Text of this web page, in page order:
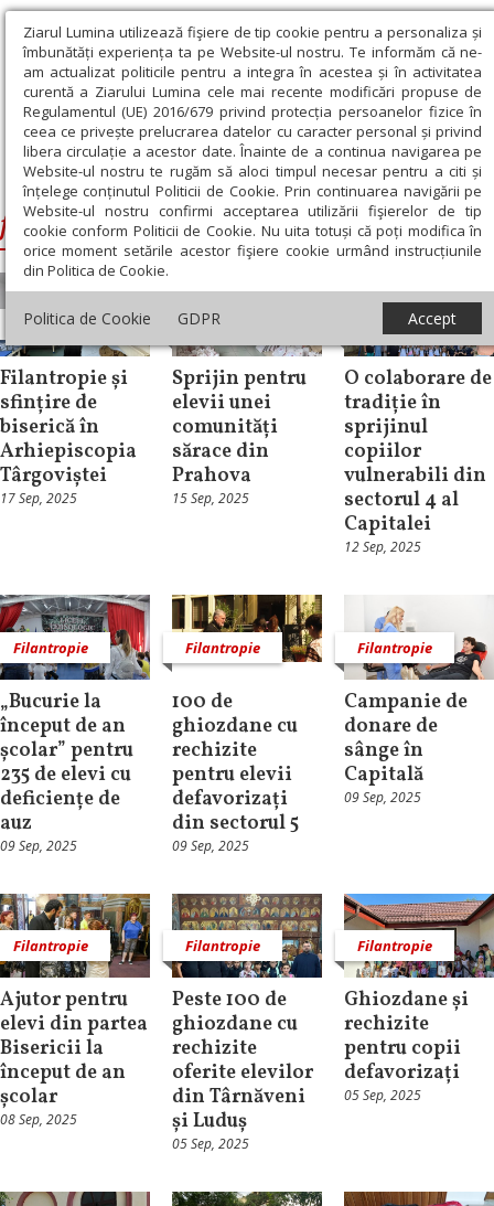
Ziarul Lumina utilizează fişiere de tip cookie pentru a personaliza și
îmbunătăți experiența ta pe Website-ul nostru. Te informăm că ne-
am actualizat politicile pentru a integra în acestea și în activitatea
curentă a Ziarului Lumina cele mai recente modificări propuse de
Regulamentul (UE) 2016/679 privind protecția persoanelor fizice în
ceea ce privește prelucrarea datelor cu caracter personal și privind
libera circulație a acestor date. Înainte de a continua navigarea pe
Website-ul nostru te rugăm să aloci timpul necesar pentru a citi și
înțelege conținutul Politicii de Cookie. Prin continuarea navigării pe
Website-ul nostru confirmi acceptarea utilizării fişierelor de tip
cookie conform Politicii de Cookie. Nu uita totuși că poți modifica în
orice moment setările acestor fişiere cookie urmând instrucțiunile
din Politica de Cookie.
Politica de Cookie GDPR Accept
Ziarul Lumina › filantropie
filantropie
Filantropie
Filantropie și
sfințire de
biserică în
Arhiepiscopia
Târgoviștei
17 Sep, 2025
Filantropie
Sprijin pentru
elevii unei
comunități
sărace din
Prahova
15 Sep, 2025
Filantropie
O colaborare de
tradiție în
sprijinul
copiilor
vulnerabili din
sectorul 4 al
Capitalei
12 Sep, 2025
Filantropie
„Bucurie la
început de an
școlar” pentru
235 de elevi cu
deficiențe de
auz
09 Sep, 2025
Filantropie
100 de
ghiozdane cu
rechizite
pentru elevii
defavorizați
din sectorul 5
09 Sep, 2025
Filantropie
Campanie de
donare de
sânge în
Capitală
09 Sep, 2025
Filantropie
Ajutor pentru
elevi din partea
Bisericii la
început de an
școlar
08 Sep, 2025
Filantropie
Peste 100 de
ghiozdane cu
rechizite
oferite elevilor
din Târnăveni
și Luduș
05 Sep, 2025
Filantropie
Ghiozdane și
rechizite
pentru copii
defavorizați
05 Sep, 2025